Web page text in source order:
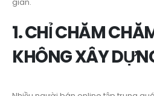
1. CHỈ CHĂM
KHÔNG XÂY